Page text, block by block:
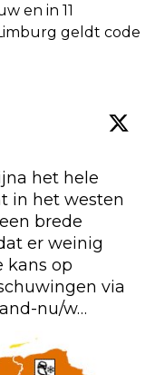
en in 11
geldt code
het hele
in het westen
brede
er weinig
kans op
via
nu/w…